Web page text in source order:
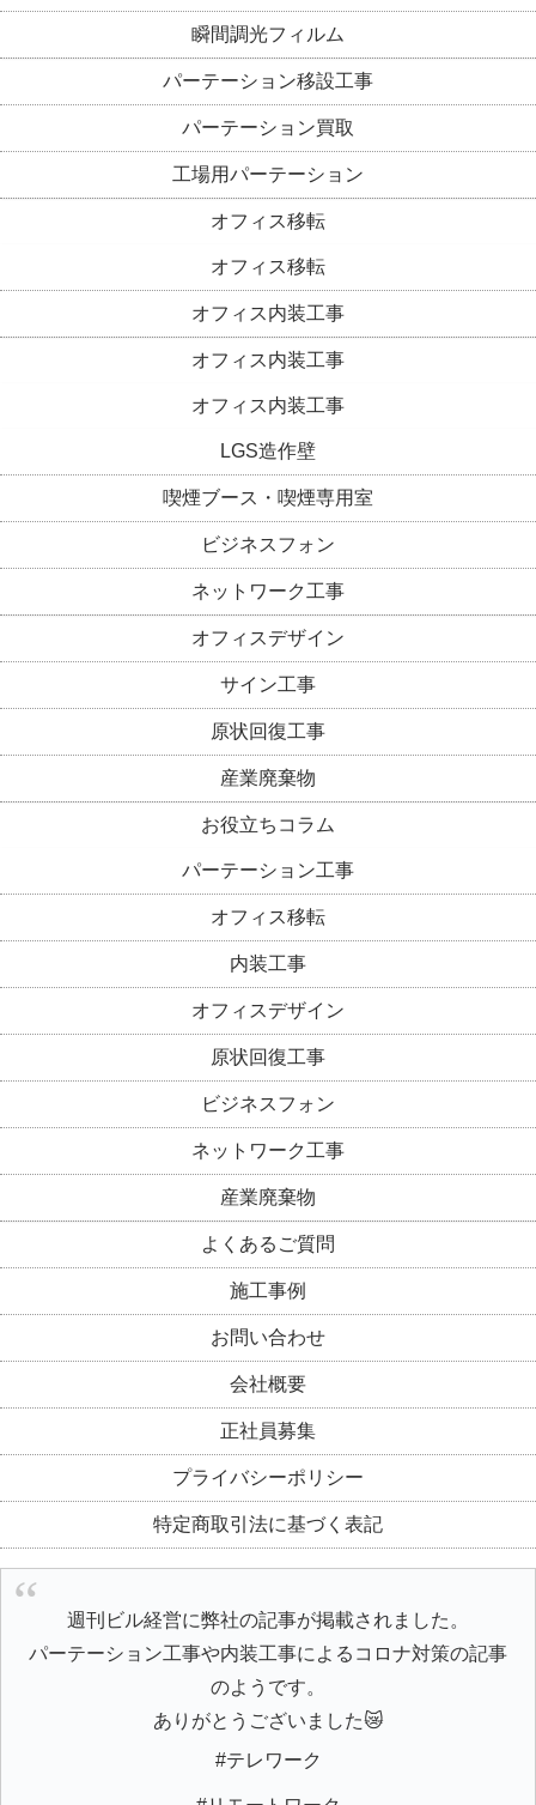
瞬間調光フィルム
パーテーション移設工事
パーテーション買取
工場用パーテーション
オフィス移転
オフィス移転
オフィス内装工事
オフィス内装工事
オフィス内装工事
LGS造作壁
喫煙ブース・喫煙専用室
ビジネスフォン
ネットワーク工事
オフィスデザイン
サイン工事
原状回復工事
産業廃棄物
お役立ちコラム
パーテーション工事
オフィス移転
内装工事
オフィスデザイン
原状回復工事
ビジネスフォン
ネットワーク工事
産業廃棄物
よくあるご質問
施工事例
お問い合わせ
会社概要
正社員募集
プライバシーポリシー
特定商取引法に基づく表記
週刊ビル経営に弊社の記事が掲載されました。
パーテーション工事や内装工事によるコロナ対策の記事
のようです。
ありがとうございました😿
#テレワーク